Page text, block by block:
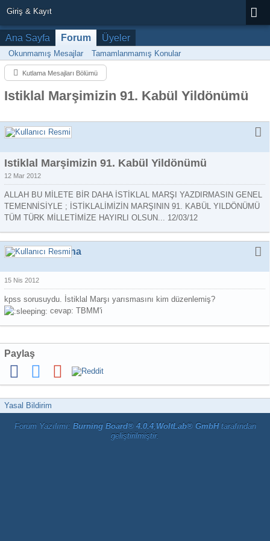
Giriş & Kayıt
Ana Sayfa Forum Üyeler
Okunmamış Mesajlar Tamamlanmamış Konular
Kutlama Mesajları Bölümü
Istiklal Marşimizin 91. Kabül Yildönümü
Necati
Istiklal Marşimizin 91. Kabül Yildönümü
12 Mar 2012
ALLAH BU MİLETE BİR DAHA İSTİKLAL MARŞI YAZDIRMASIN GENEL
TEMENNİSİYLE ; İSTİKLALİMİZİN MARŞININ 91. KABÜL YILDÖNÜMÜ
TÜM TÜRK MİLLETİMİZE HAYIRLI OLSUN... 12/03/12
o_bir_ayna
15 Nis 2012
kpss sorusuydu. İstiklal Marşı yarısmasını kim düzenlemiş?
cevap: TBMM'i
Paylaş
Yasal Bildirim
Forum Yazılımı: Burning Board® 4.0.4, WoltLab® GmbHtarafından
geliştirilmiştir.